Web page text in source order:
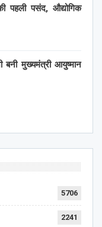
पहली पसंद, औद्योगिक
बनी मुख्यमंत्री आयुष्मान
5706
2241